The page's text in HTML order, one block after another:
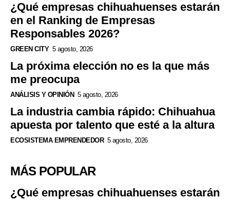
¿Qué empresas chihuahuenses estarán
en el Ranking de Empresas
Responsables 2026?
GREEN CITY 5 agosto, 2026
La próxima elección no es la que más
me preocupa
ANÁLISIS Y OPINIÓN 5 agosto, 2026
La industria cambia rápido: Chihuahua
apuesta por talento que esté a la altura
ECOSISTEMA EMPRENDEDOR 5 agosto, 2026
MÁS POPULAR
¿Qué empresas chihuahuenses estarán